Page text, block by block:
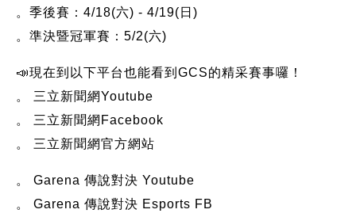
。季後賽：4/18(六) - 4/19(日)
。準決暨冠軍賽：5/2(六)
📣現在到以下平台也能看到GCS的精采賽事囉！
。 三立新聞網Youtube
。 三立新聞網Facebook
。 三立新聞網官方網站
。 Garena 傳說對決 Youtube
。 Garena 傳說對決 Esports FB